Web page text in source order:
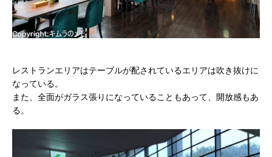
レストランエリアはテーブルが配されているエリアは吹き抜けに
なっている。
また、全面がガラス張りになっていることもあって、開放感もあ
る。